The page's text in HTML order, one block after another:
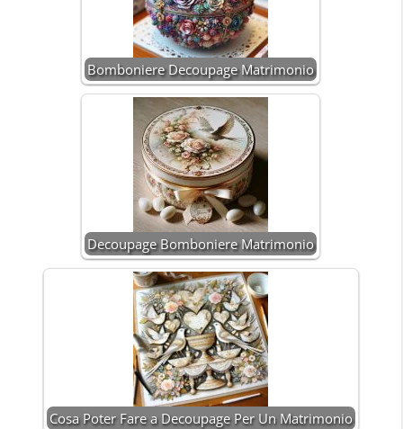
Bomboniere Decoupage Matrimonio
Decoupage Bomboniere Matrimonio
Cosa Poter Fare a Decoupage Per Un Matrimonio